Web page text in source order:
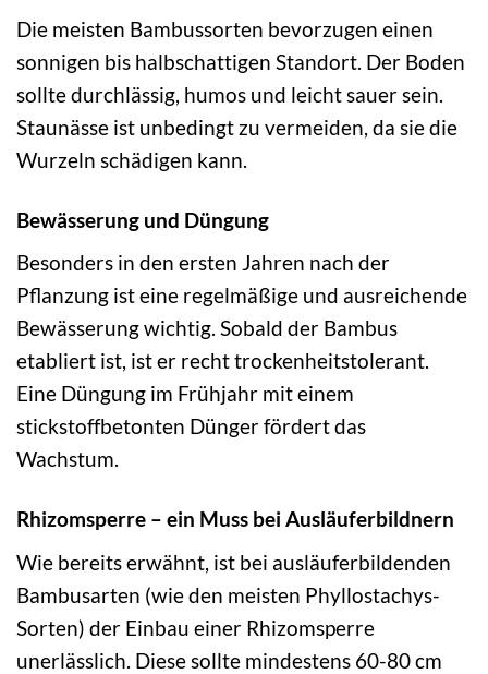
Die meisten Bambussorten bevorzugen einen
sonnigen bis halbschattigen Standort. Der Boden
sollte durchlässig, humos und leicht sauer sein.
Staunässe ist unbedingt zu vermeiden, da sie die
Wurzeln schädigen kann.
Bewässerung und Düngung
Besonders in den ersten Jahren nach der
Pflanzung ist eine regelmäßige und ausreichende
Bewässerung wichtig. Sobald der Bambus
etabliert ist, ist er recht trockenheitstolerant.
Eine Düngung im Frühjahr mit einem
stickstoffbetonten Dünger fördert das
Wachstum.
Rhizomsperre – ein Muss bei Ausläuferbildnern
Wie bereits erwähnt, ist bei ausläuferbildenden
Bambusarten (wie den meisten Phyllostachys-
Sorten) der Einbau einer Rhizomsperre
unerlässlich. Diese sollte mindestens 60-80 cm